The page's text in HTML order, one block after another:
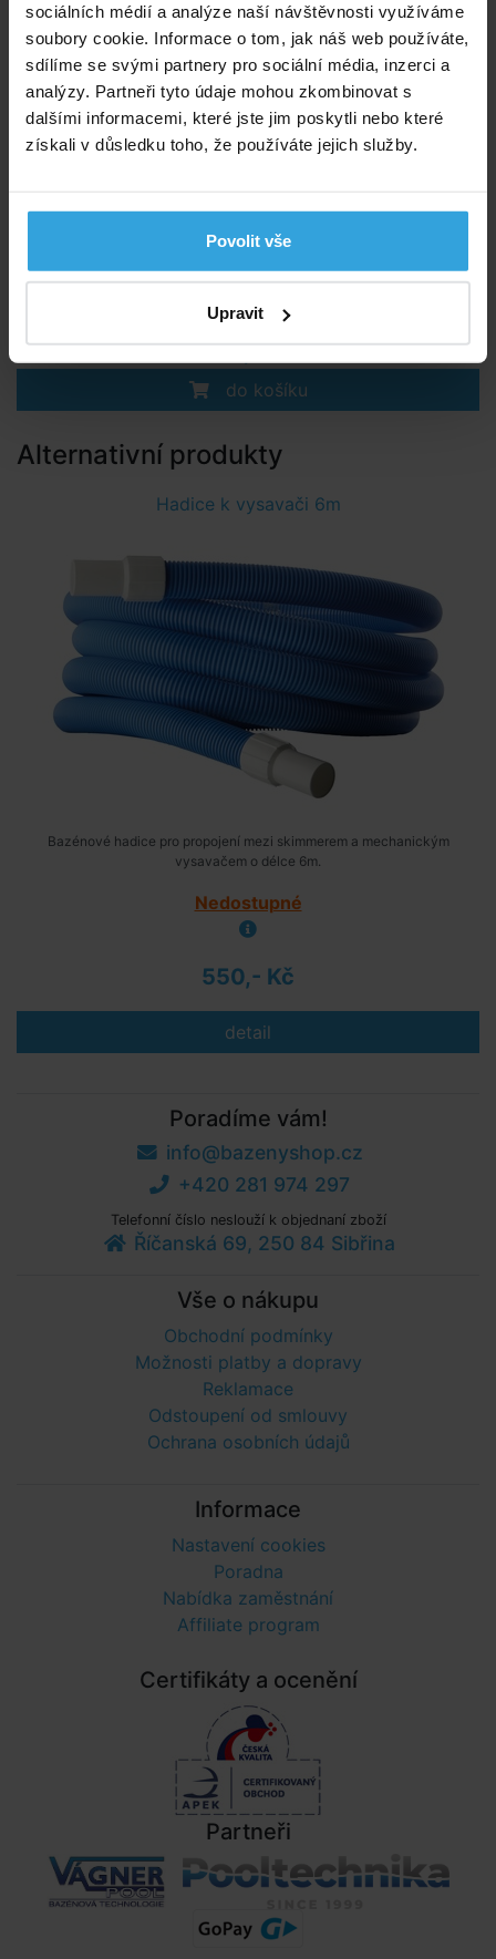
sociálních médií a analýze naší návštěvnosti využíváme
soubory cookie. Informace o tom, jak náš web používáte,
sdílíme se svými partnery pro sociální média, inzerci a
analýzy. Partneři tyto údaje mohou zkombinovat s
dalšími informacemi, které jste jim poskytli nebo které
získali v důsledku toho, že používáte jejich služby.
Povolit vše
Upravit
Vysavač - kartáč vakuový Oceán
Skladem > 50 ks
v úterý u vás
190,- Kč
do košíku
Alternativní produkty
Hadice k vysavači 6m
Bazénové hadice pro propojení mezi skimmerem a mechanickým
vysavačem o délce 6m.
Nedostupné
550,- Kč
detail
Poradíme vám!
info@bazenyshop.cz
+420 281 974 297
Telefonní číslo neslouží k objednaní zboží
Říčanská 69, 250 84 Sibřina
Vše o nákupu
Obchodní podmínky
Možnosti platby a dopravy
Reklamace
Odstoupení od smlouvy
Ochrana osobních údajů
Informace
Nastavení cookies
Poradna
Nabídka zaměstnání
Affiliate program
Certifikáty a ocenění
Partneři